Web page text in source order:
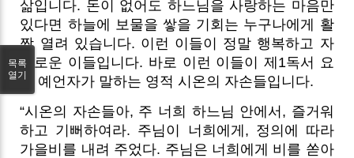
삶입니다. 돈이 없어도 하느님을 사랑하는 마음만
있다면 하늘에 보물을 쌓을 기회는 누구나에게 활
짝 열려 있습니다. 이런 이들이 정말 행복하고 자
유로운 이들입니다. 바로 이런 이들이 제1독서 요
엘 예언자가 말하는 영적 시온의 자손들입니다.
“시온의 자손들아, 주 너희 하느님 안에서, 즐거워
하고 기뻐하여라. 주님이 너희에게, 정의에 따라
가을비를 내려 주었다. 주님은 너희에게 비를 쏟아
목록
열기